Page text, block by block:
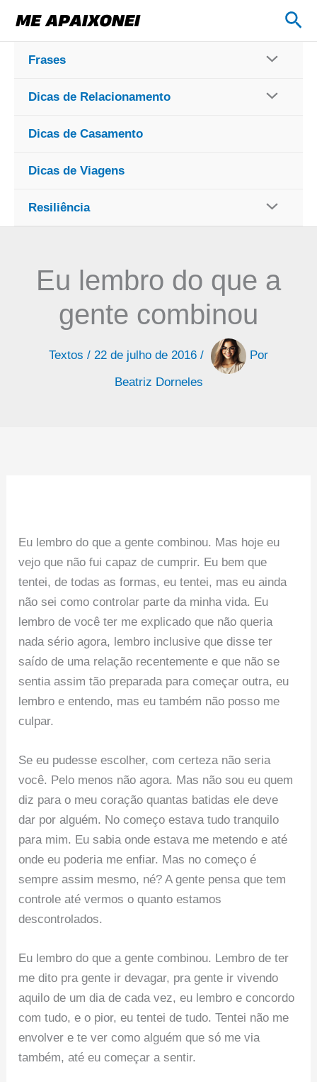
para
conteúdo
Frases
Dicas de Relacionamento
Dicas de Casamento
Dicas de Viagens
Resiliência
Eu lembro do que a
gente combinou
Textos / 22 de julho de 2016 /
Por
Beatriz Dorneles
Eu lembro do que a gente combinou. Mas hoje eu
vejo que não fui capaz de cumprir. Eu bem que
tentei, de todas as formas, eu tentei, mas eu ainda
não sei como controlar parte da minha vida. Eu
lembro de você ter me explicado que não queria
nada sério agora, lembro inclusive que disse ter
saído de uma relação recentemente e que não se
sentia assim tão preparada para começar outra, eu
lembro e entendo, mas eu também não posso me
culpar.
Se eu pudesse escolher, com certeza não seria
você. Pelo menos não agora. Mas não sou eu quem
diz para o meu coração quantas batidas ele deve
dar por alguém. No começo estava tudo tranquilo
para mim. Eu sabia onde estava me metendo e até
onde eu poderia me enfiar. Mas no começo é
sempre assim mesmo, né? A gente pensa que tem
controle até vermos o quanto estamos
descontrolados.
Eu lembro do que a gente combinou. Lembro de ter
me dito pra gente ir devagar, pra gente ir vivendo
aquilo de um dia de cada vez, eu lembro e concordo
com tudo, e o pior, eu tentei de tudo. Tentei não me
envolver e te ver como alguém que só me via
também, até eu começar a sentir.